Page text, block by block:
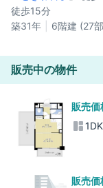
徒歩15分
築31年
6階建 (27
販売中の物件
販売価
1DK
販売価